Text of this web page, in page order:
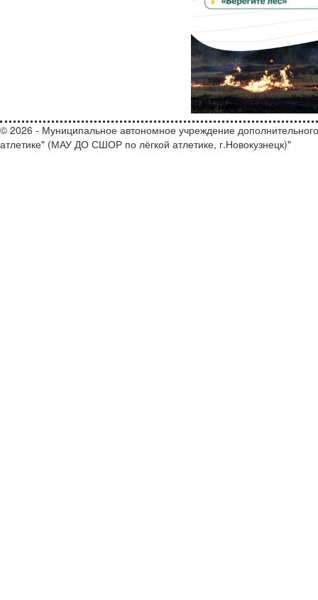
© 2026 - Муниципальное автономное учреждение
атлетике" (МАУ ДО СШОР по лёгкой атлетике, г.Новокузнецк)"